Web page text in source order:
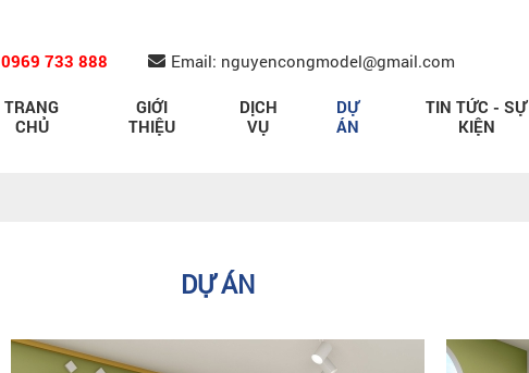
0969 733 888 Email: nguyencongmodel@gmail.com
TRANG
CHỦ
GIỚI
THIỆU
DỊCH
VỤ
DỰ
ÁN
TIN TỨC - SỰ
KIỆN
DỰ ÁN